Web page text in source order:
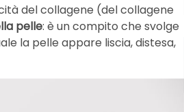
del collagene (del collagene
pelle: è un compito che svolge
la pelle appare liscia, distesa,